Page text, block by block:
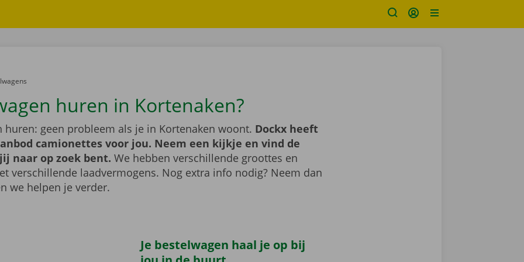
huren in Kortenaken?
huren: geen probleem als je in Kortenaken woont. Dockx heeft
camionettes voor jou. Neem een kijkje en vind de
naar op zoek bent. We hebben verschillende groottes en
verschillende laadvermogens. Nog extra info nodig? Neem dan
we helpen je verder.
Je bestelwagen haal je op bij